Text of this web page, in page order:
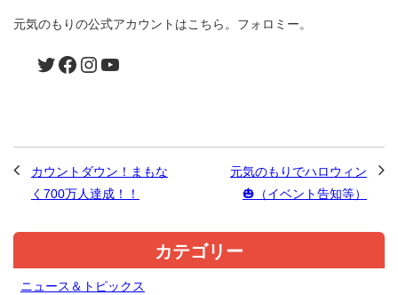
元気のもりの公式アカウントはこちら。フォロミー。
カウントダウン！まもな
く700万人達成！！
元気のもりでハロウィン
🎃（イベント告知等）
カテゴリー
ニュース＆トピックス